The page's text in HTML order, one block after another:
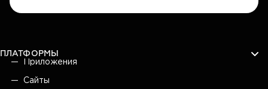
ПЛАТФОРМЫ
Приложения
Сайты